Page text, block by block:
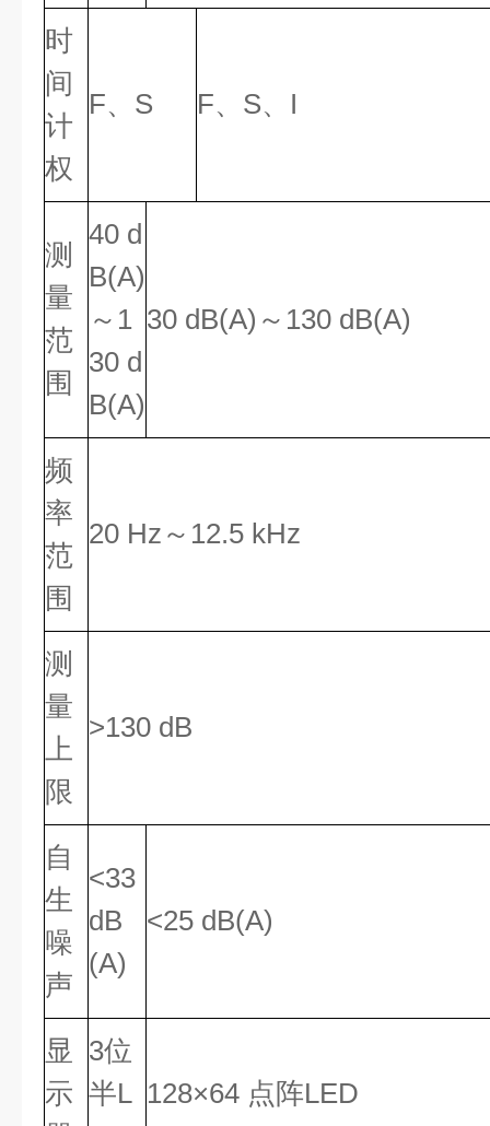
时
间
计
权
F、S F、S、I
测
量
范
围
40 d
B(A)
～1
30 d
B(A)
30 dB(A)～130 dB(A)
频
率
范
围
20 Hz～12.5 kHz
测
量
上
限
>130 dB
自
生
噪
声
<33
dB
(A)
<25 dB(A)
显
示
3位
半L 128×64 点阵LED